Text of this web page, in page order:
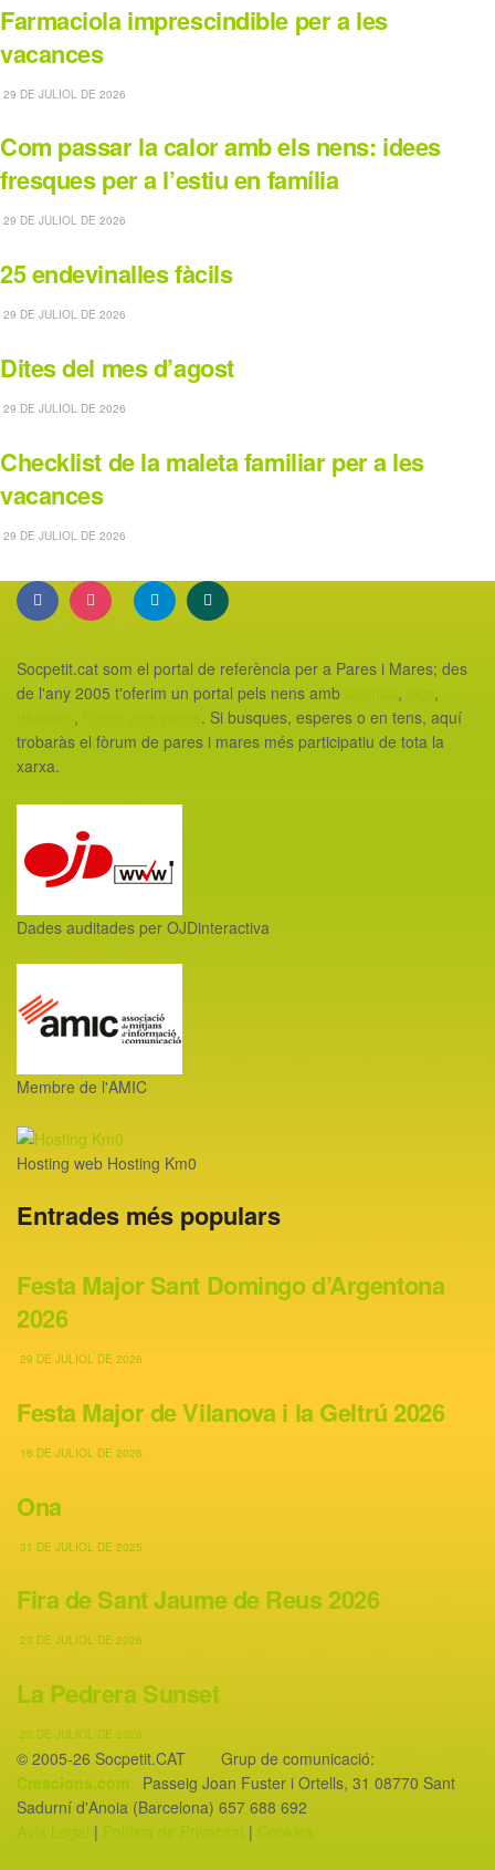
Farmaciola imprescindible per a les
vacances
29 DE JULIOL DE 2026
Com passar la calor amb els nens: idees
fresques per a l’estiu en família
29 DE JULIOL DE 2026
25 endevinalles fàcils
29 DE JULIOL DE 2026
Dites del mes d’agost
29 DE JULIOL DE 2026
Checklist de la maleta familiar per a les
vacances
29 DE JULIOL DE 2026
Socpetit.cat som el portal de referència per a Pares i Mares; des
de l'any 2005 t'oferim un portal pels nens amb
,
,
,
. Si busques, esperes o en tens, aquí
trobaràs el fòrum de pares i mares més participatiu de tota la
xarxa.
Dades auditades per OJDinteractiva
Membre de l'AMIC
Hosting web Hosting Km0
Entrades més populars
Festa Major Sant Domingo d’Argentona
2026
29 DE JULIOL DE 2026
Festa Major de Vilanova i la Geltrú 2026
16 DE JULIOL DE 2026
Ona
31 DE JULIOL DE 2025
Fira de Sant Jaume de Reus 2026
23 DE JULIOL DE 2026
La Pedrera Sunset
23 DE JULIOL DE 2026
© 2005-26 Socpetit.CAT Grup de comunicació:
Creacions.com Passeig Joan Fuster i Ortells, 31 08770 Sant
Sadurní d'Anoia (Barcelona) 657 688 692
Avís Legal | Política de Privacitat | Cookies